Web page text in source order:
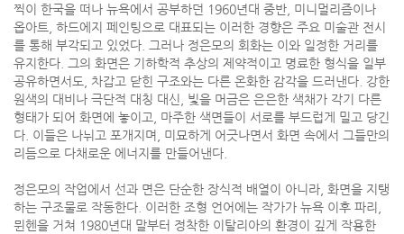
찍이 한국을 떠나 뉴욕에서 공부하던 1960년대 중반, 미니멀리즘이나
옵아트, 하드에지 페인팅으로 대표되는 이러한 경향은 주요 미술관 전시
를 통해 부각되고 있었다. 그러나 정은모의 회화는 이와 일정한 거리를
유지한다. 그의 화면은 기하학적 추상의 제약적이고 명료한 형식을 일부
공유하면서도, 차갑고 닫힌 구조와는 다른 온화한 감각을 드러낸다. 강한
원색의 대비나 극단적 대칭 대신, 빛을 머금은 은은한 색채가 각기 다른
형태가 되어 화면에 놓이고, 마주한 색면들이 서로를 부드럽게 밀고 당긴
다. 이들은 나뉘고 포개지며, 미묘하게 어긋나면서 화면 속에서 그들만의
리듬으로 다채로운 에너지를 만들어낸다.
정은모의 작업에서 선과 면은 단순한 장식적 배열이 아니라, 화면을 지탱
하는 구조물로 작동한다. 이러한 조형 언어에는 작가가 뉴욕 이후 파리,
뮌헨을 거쳐 1980년대 말부터 정착한 이탈리아의 환경이 깊게 작용한